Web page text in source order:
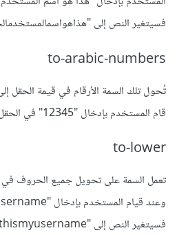
فسيتغير النص إلى
to-arabic-numbers
تُحول تلك السمة الأرقام في قيمة الحقل إلى
قام المستخدم بإدخال "12345" في الحقل، فسيتغير النص إلى "١٢٣٤٥".
to-lower
تعمل السمة على تحويل جميع الحروف في
فسيتغير النص إلى "thismyusername".